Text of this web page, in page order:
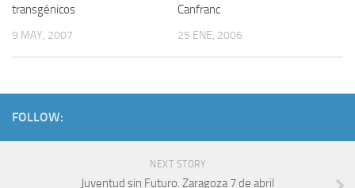
transgénicos
9 MAY, 2007
Canfranc
25 ENE, 2006
FOLLOW:
NEXT STORY
Juventud sin Futuro. Zaragoza 7 de abril